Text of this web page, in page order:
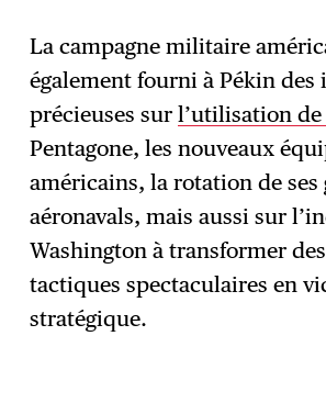
La campagne militaire
également fourni à Pékin
précieuses surl’utilisation de
Pentagone, les nouveaux
américains, la rotation de ses
aéronavals, mais aussi sur
Washington à transformer
tactiques spectaculaires en
stratégique.